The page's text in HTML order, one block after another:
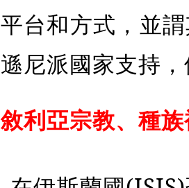
平台和方式，並
遜尼派國家支持
敘利亞宗教、種